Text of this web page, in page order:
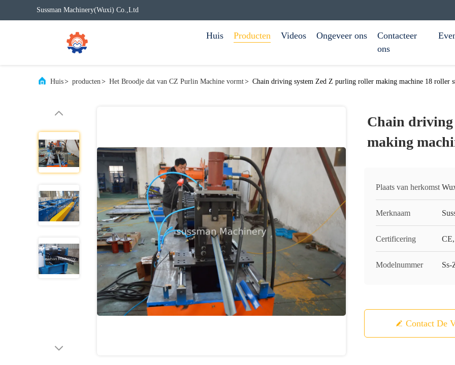
Sussman Machinery(Wuxi) Co.,Ltd
Huis Producten Videos Ongeveer ons
Contacteer
ons
Huis> producten> Het Broodje dat van CZ Purlin Machine vormt> Chain driving system Zed Z purling roller making machine 18 roller
Chain
making
Plaats van herkomst
Merknaam
Certificering
Modelnummer Ss-
Contact De